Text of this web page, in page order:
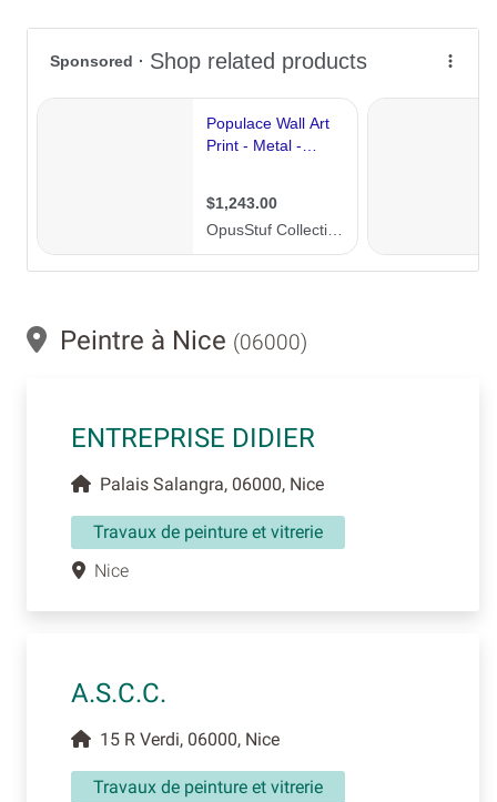
Peintre à Nice (06000)
ENTREPRISE DIDIER
Palais Salangra, 06000, Nice
Travaux de peinture et vitrerie
Nice
A.S.C.C.
15 R Verdi, 06000, Nice
Travaux de peinture et vitrerie